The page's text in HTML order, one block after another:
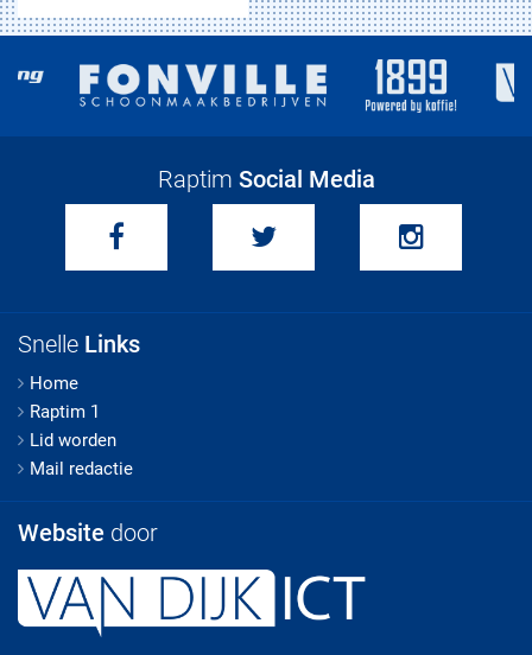
Raptim Social Media
Snelle Links
Home
Raptim 1
Lid worden
Mail redactie
Website door